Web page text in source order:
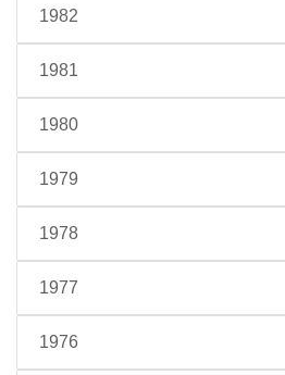
1982
1981
1980
1979
1978
1977
1976